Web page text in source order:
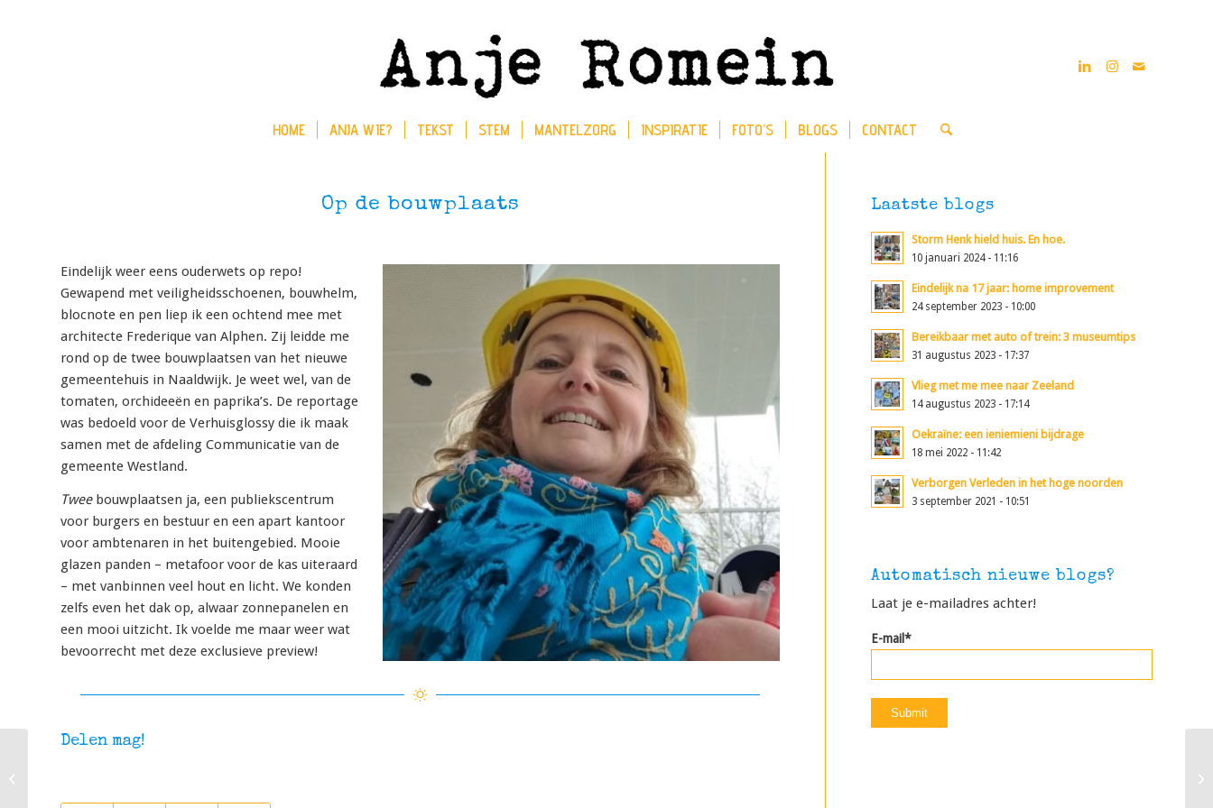
HOME ANJA WIE? TEKST STEM MANTELZORG INSPIRATIE FOTO’S BLOGS CONTACT
Op de bouwplaats
Eindelijk weer eens ouderwets op repo!
Gewapend met veiligheidsschoenen, bouwhelm,
blocnote en pen liep ik een ochtend mee met
architecte Frederique van Alphen. Zij leidde me
rond op de twee bouwplaatsen van het nieuwe
gemeentehuis in Naaldwijk. Je weet wel, van de
tomaten, orchideeën en paprika’s. De reportage
was bedoeld voor de Verhuisglossy die ik maak
samen met de afdeling Communicatie van de
gemeente Westland.
Twee bouwplaatsen ja, een publiekscentrum
voor burgers en bestuur en een apart kantoor
voor ambtenaren in het buitengebied. Mooie
glazen panden – metafoor voor de kas uiteraard
– met vanbinnen veel hout en licht. We konden
zelfs even het dak op, alwaar zonnepanelen en
een mooi uitzicht. Ik voelde me maar weer wat
bevoorrecht met deze exclusieve preview!
Delen mag!
Laatste blogs
Storm Henk hield huis. En hoe.
10 januari 2024 - 11:16
Eindelijk na 17 jaar: home improvement
24 september 2023 - 10:00
Bereikbaar met auto of trein: 3 museumtips
31 augustus 2023 - 17:37
Vlieg met me mee naar Zeeland
14 augustus 2023 - 17:14
Oekraïne: een ieniemieni bijdrage
18 mei 2022 - 11:42
Verborgen Verleden in het hoge noorden
3 september 2021 - 10:51
Automatisch nieuwe blogs?
Laat je e-mailadres achter!
E-mail*